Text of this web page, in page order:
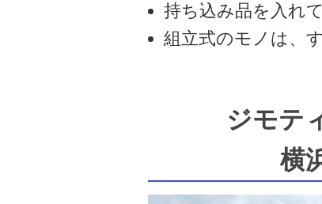
持ち込み品を入れ
組立式のモノは、
ジモテ
横